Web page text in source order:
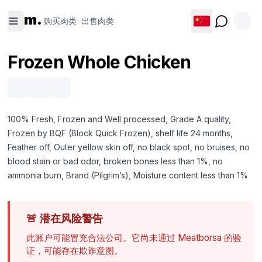
m. 购买肉类 出售肉类
Frozen Whole Chicken
100% Fresh, Frozen and Well processed, Grade A quality,
Frozen by BQF (Block Quick Frozen), shelf life 24 months,
Feather off, Outer yellow skin off, no black spot, no bruises, no
blood stain or bad odor, broken bones less than 1%, no
ammonia burn, Brand (Pilgrim’s), Moisture content less than 1%
🚨潜在风险警告
此账户可能冒充合法公司。它尚未通过 Meatborsa 的验
证，可能存在欺诈意图。